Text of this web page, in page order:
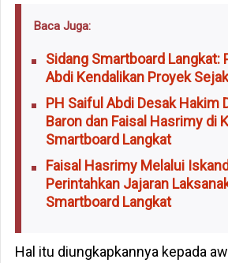
Baca Juga:
Sidang Smartboard Langkat:
Abdi Kendalikan Proyek
PH Saiful Abdi Desak Hakim
Baron dan Faisal Hasrimy di
Smartboard Langkat
Faisal Hasrimy Melalui
Perintahkan Jajaran
Smartboard Langkat
Hal itu diungkapkannya kepada